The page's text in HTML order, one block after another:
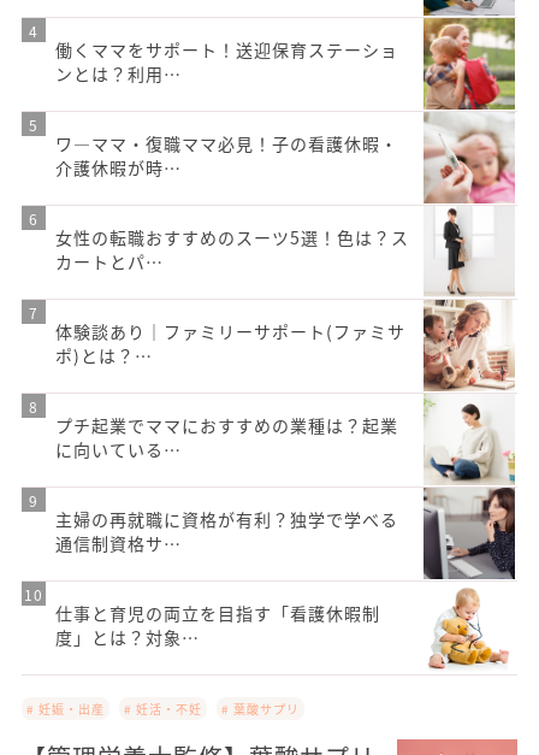
働くママをサポート！送迎保育ステーショ
ンとは？利用…
ワ―ママ・復職ママ必見！子の看護休暇・
介護休暇が時…
女性の転職おすすめのスーツ5選！色は？ス
カートとパ…
体験談あり｜ファミリーサポート(ファミサ
ポ)とは？…
プチ起業でママにおすすめの業種は？起業
に向いている…
主婦の再就職に資格が有利？独学で学べる
通信制資格サ…
仕事と育児の両立を目指す「看護休暇制
度」とは？対象…
# 妊娠・出産 # 妊活・不妊 # 葉酸サプリ